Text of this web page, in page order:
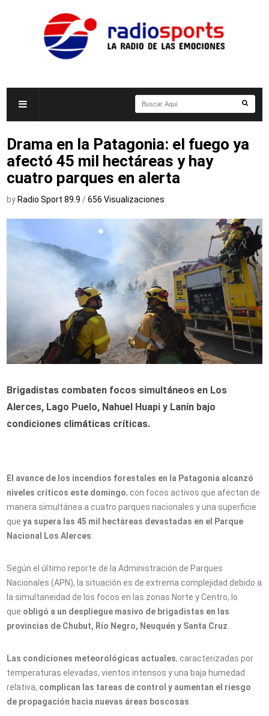
Drama en la Patagonia: el fuego ya
afectó 45 mil hectáreas y hay
cuatro parques en alerta
by Radio Sport 89.9 /656 Visualizaciones
Brigadistas combaten focos simultáneos en Los
Alerces, Lago Puelo, Nahuel Huapi y Lanín bajo
condiciones climáticas críticas.
El avance de los incendios forestales en la Patagonia alcanzó
niveles críticos este domingo, con focos activos que afectan de
manera simultánea a cuatro parques nacionales y una superficie
que ya supera las 45 mil hectáreas devastadas en el Parque
Nacional Los Alerces
Según el último reporte de la Administración de Parques
Nacionales (APN), la situación es de extrema complejidad debido a
la simultaneidad de los focos en las zonas Norte y Centro, lo
que obligó a un despliegue masivo de brigadistas en las
provincias de Chubut, Río Negro, Neuquén y Santa Cruz
Las condiciones meteorológicas actuales, caracterizadas por
temperaturas elevadas, vientos intensos y una baja humedad
relativa, complican las tareas de control y aumentan el riesgo
de propagación hacia nuevas áreas boscosas